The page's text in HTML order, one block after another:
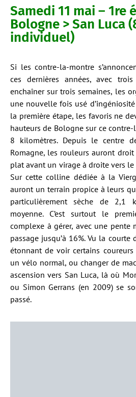
Samedi 11 mai – 1re
Bologne > San Luca
individuel)
Si les contre-la-montre
ces dernières années, avec
enchaîner sur trois semaines, les
une nouvelle fois usé d’ingéniosité
la première étape, les favoris ne
hauteurs de Bologne sur ce
8 kilomètres. Depuis le centre
Romagne, les rouleurs auront
plat avant un virage à droite vers le
Sur cette colline dédiée à la
auront un terrain propice à leurs
particulièrement sèche de 2,1
moyenne. C’est surtout le
complexe à gérer, avec une pente
passage jusqu’à 16%. Vu la
étonnant de voir certains
un vélo normal, ou changer de
ascension vers San Luca, là où
ou Simon Gerrans (en 2009) se
passé.